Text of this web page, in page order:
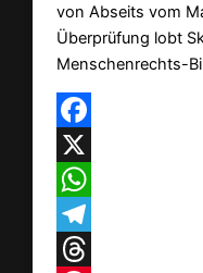
von Abseits vom
Überprüfung lobt
Menschenrechts-
Facebook
X
WhatsApp
Telegram